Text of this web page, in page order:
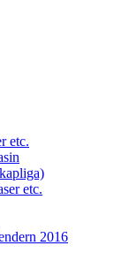
etc.
etc.
2016